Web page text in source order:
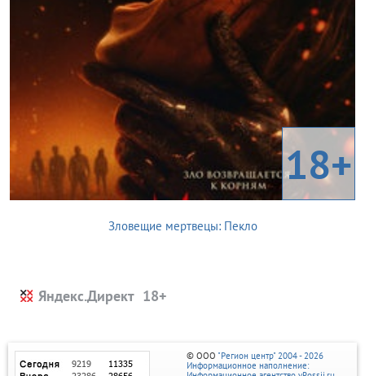
18+
Зловещие мертвецы: Пекло
Яндекс.Директ
© ООО "Регион центр" 2004 - 2026
Информационное наполнение: